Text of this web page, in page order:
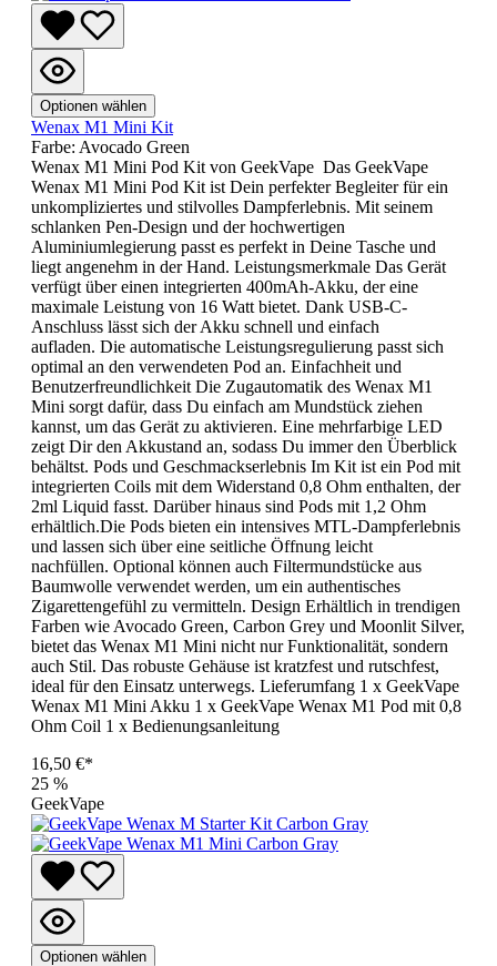
Optionen wählen
Wenax M1 Mini Kit
Farbe: Avocado Green
Wenax M1 Mini Pod Kit von GeekVape Das GeekVape
Wenax M1 Mini Pod Kit ist Dein perfekter Begleiter für ein
unkompliziertes und stilvolles Dampferlebnis. Mit seinem
schlanken Pen-Design und der hochwertigen
Aluminiumlegierung passt es perfekt in Deine Tasche und
liegt angenehm in der Hand. Leistungsmerkmale Das Gerät
verfügt über einen integrierten 400mAh-Akku, der eine
maximale Leistung von 16 Watt bietet. Dank USB-C-
Anschluss lässt sich der Akku schnell und einfach
aufladen. Die automatische Leistungsregulierung passt sich
optimal an den verwendeten Pod an. Einfachheit und
Benutzerfreundlichkeit Die Zugautomatik des Wenax M1
Mini sorgt dafür, dass Du einfach am Mundstück ziehen
kannst, um das Gerät zu aktivieren. Eine mehrfarbige LED
zeigt Dir den Akkustand an, sodass Du immer den Überblick
behältst. Pods und Geschmackserlebnis Im Kit ist ein Pod mit
integrierten Coils mit dem Widerstand 0,8 Ohm enthalten, der
2ml Liquid fasst. Darüber hinaus sind Pods mit 1,2 Ohm
erhältlich.Die Pods bieten ein intensives MTL-Dampferlebnis
und lassen sich über eine seitliche Öffnung leicht
nachfüllen. Optional können auch Filtermundstücke aus
Baumwolle verwendet werden, um ein authentisches
Zigarettengefühl zu vermitteln. Design Erhältlich in trendigen
Farben wie Avocado Green, Carbon Grey und Moonlit Silver,
bietet das Wenax M1 Mini nicht nur Funktionalität, sondern
auch Stil. Das robuste Gehäuse ist kratzfest und rutschfest,
ideal für den Einsatz unterwegs. Lieferumfang 1 x GeekVape
Wenax M1 Mini Akku 1 x GeekVape Wenax M1 Pod mit 0,8
Ohm Coil 1 x Bedienungsanleitung
16,50 €*
25 %
GeekVape
Optionen wählen